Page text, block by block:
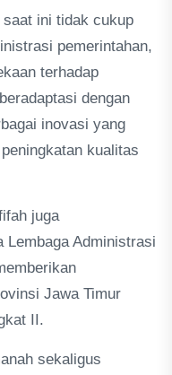
ini tidak cukup
pemerintahan,
terhadap
dengan
inovasi yang
kualitas
juga
Lembaga Administrasi
Jawa Timur
II.
sekaligus